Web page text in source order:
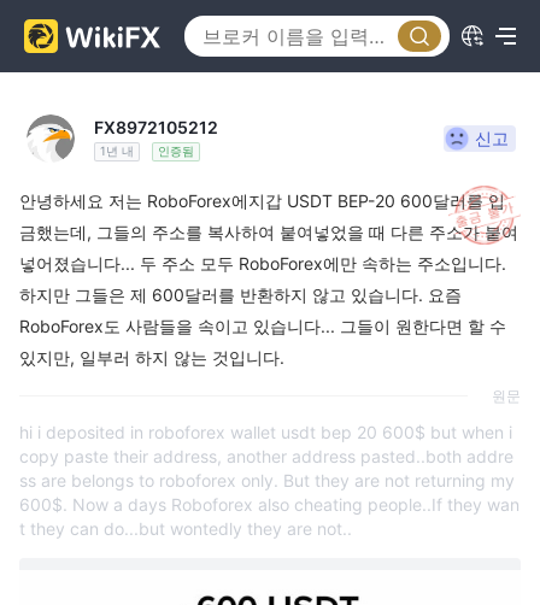
FX8972105212
1년 내 인증됨
신고
안녕하세요 저는 RoboForex에지갑 USDT BEP-20 600달러를 입
금했는데, 그들의 주소를 복사하여 붙여넣었을 때 다른 주소가 붙여
넣어졌습니다... 두 주소 모두 RoboForex에만 속하는 주소입니다.
하지만 그들은 제 600달러를 반환하지 않고 있습니다. 요즘
RoboForex도 사람들을 속이고 있습니다... 그들이 원한다면 할 수
있지만, 일부러 하지 않는 것입니다.
원문
hi i deposited in roboforex wallet usdt bep 20 600$ but when i
copy paste their address, another address pasted..both addre
ss are belongs to roboforex only. But they are not returning my
600$. Now a days Roboforex also cheating people..If they wan
t they can do...but wontedly they are not..